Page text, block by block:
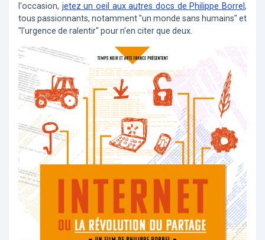
l'occasion, jetez un oeil aux autres docs de Philippe Borrel,
tous passionnants, notamment "un monde sans humains" et
"l'urgence de ralentir" pour n'en citer que deux.